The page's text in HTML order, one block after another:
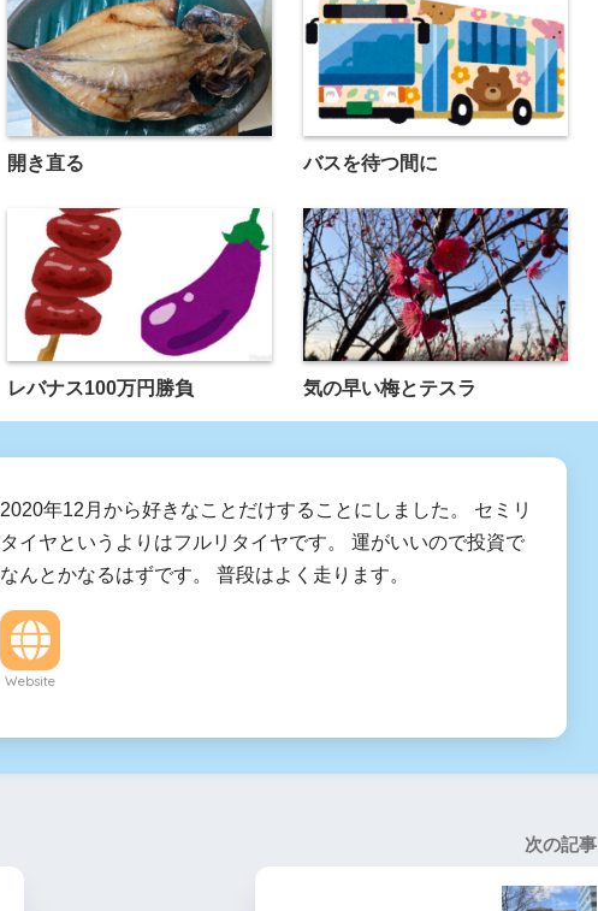
開き直る バスを待つ間に
レバナス100万円勝負 気の早い梅とテスラ
2020年12月から好きなことだけすることにしました。 セミリ
タイヤというよりはフルリタイヤです。 運がいいので投資で
なんとかなるはずです。 普段はよく走ります。
Website
次の記事